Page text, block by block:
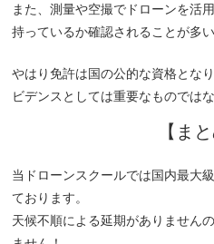
また、測量や空撮でドローンを活
持っているか確認されることが多
やはり免許は国の公的な資格とな
ビデンスとしては重要なものでは
【まと
当ドローンスクールでは国内最大
ております。
天候不順による延期がありません